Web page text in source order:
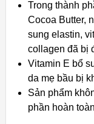
Trong thành
Cocoa Butter,
sung elastin,
collagen đã bị
Vitamin E bổ
da mẹ bầu bị
Sản phẩm
phần hoàn